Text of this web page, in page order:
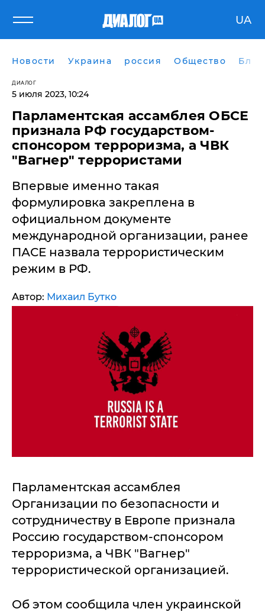
UA
Новости Украина россия Общество
ДИАЛОГ
5 июля 2023, 10:24
Парламентская ассамблея ОБСЕ
признала РФ государством-
спонсором терроризма, а ЧВК
"Вагнер" террористами
Впервые именно такая
формулировка закреплена в
официальном документе
международной организации, ранее
ПАСЕ назвала террористическим
режим в РФ.
Автор: Михаил Бутко
Парламентская ассамблея
Организации по безопасности и
сотрудничеству в Европе признала
Россию государством-спонсором
терроризма, а ЧВК "Вагнер"
террористической организацией.
Об этом сообщила член украинской